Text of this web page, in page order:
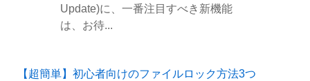
Update)に、一番注目すべき新機能
は、お待...
【超簡単】初心者向けのファイルロック方法3つ